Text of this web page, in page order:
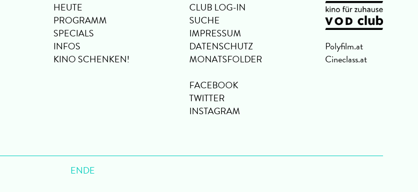
HEUTE
PROGRAMM
SPECIALS
INFOS
KINO SCHENKEN!
CLUB LOG-IN
SUCHE
IMPRESSUM
DATENSCHUTZ
MONATSFOLDER
FACEBOOK
TWITTER
INSTAGRAM
Polyfilm.at
Cineclass.at
ENDE